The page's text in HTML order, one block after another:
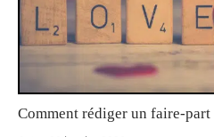
Comment rédiger un faire-part